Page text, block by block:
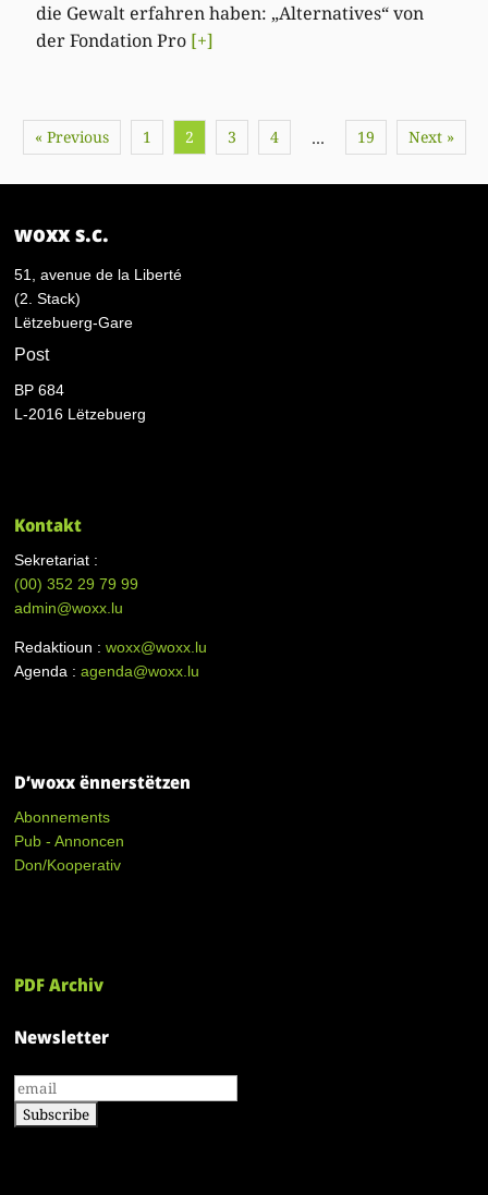
die Gewalt erfahren haben: „Alternatives“ von
der Fondation Pro [+]
« Previous 1 2 3 4 … 19 Next »
woxx s.c.
51, avenue de la Liberté
(2. Stack)
Lëtzebuerg-Gare
Post
BP 684
L-2016 Lëtzebuerg
Kontakt
Sekretariat :
(00)352 29 79 99
admin@woxx.lu
Redaktioun :woxx@woxx.lu
Agenda :agenda@woxx.lu
D’woxx ënnerstëtzen
Abonnements
Pub - Annoncen
Don/Kooperativ
PDF Archiv
Newsletter